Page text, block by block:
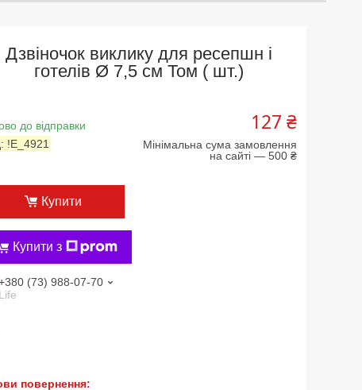
Дзвіночок виклику для ресепшн і
готелів Ø 7,5 см Том ( шт.)
до відправки
!Е_4921
127 ₴
Мінімальна сума замовлення
на сайті — 500 ₴
Купити
Купити з
(73) 988-07-70
Life